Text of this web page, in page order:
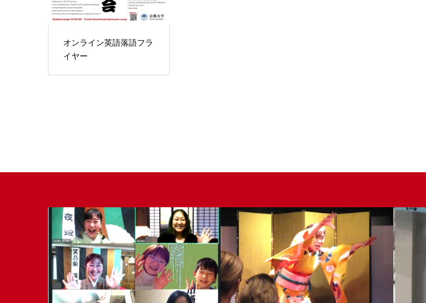
オンライン英語落語フラ
イヤー